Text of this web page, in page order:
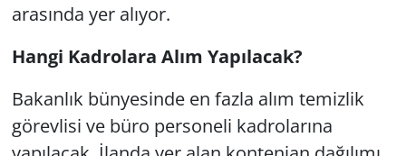
arasında yer alıyor.
Hangi Kadrolara Alım Yapılacak?
Bakanlık bünyesinde en fazla alım temizlik
görevlisi ve büro personeli kadrolarına